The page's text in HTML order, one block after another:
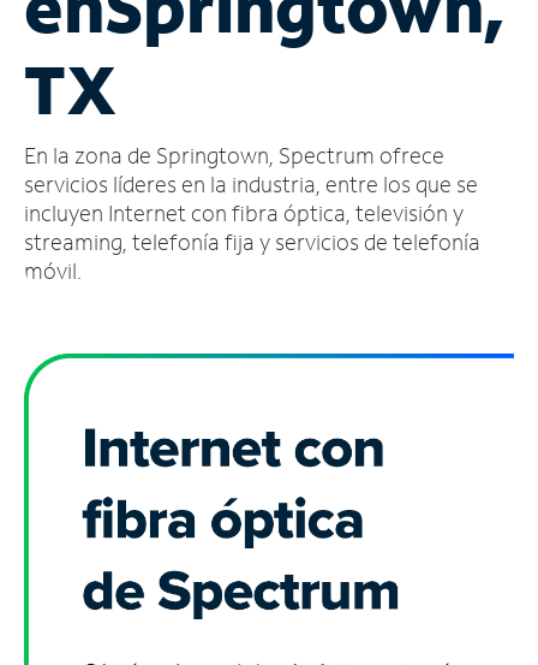
cuenta
Encuentra
tienda
TX
En la zona de Springtown, Spectrum ofrece
servicios líderes en la industria, entre los que se
incluyen Internet con fibra óptica, televisión y
streaming, telefonía fija y servicios de telefonía
móvil.